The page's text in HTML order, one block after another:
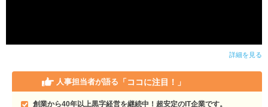
詳細を見る
人事担当者が語る 「ココに注目！」
創業から40年以上黒字経営を継続中！超安定のIT企業です。